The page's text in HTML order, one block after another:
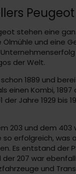
Peugeot
stehen eine
und eine
der Welt.
1889 und
einen Kombi,
der Jahre 1929
203 und dem
erfolgreich, was
Es entstand der
207 war
und